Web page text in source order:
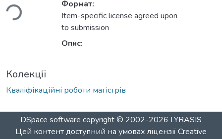
Формат:
Item-specific license agreed upon
to submission
Опис:
Колекції
Кваліфікаційні роботи магістрів
DSpace software copyright © 2002-2026 LYRASIS
Цей контент доступний на умовах ліцензіїCreative